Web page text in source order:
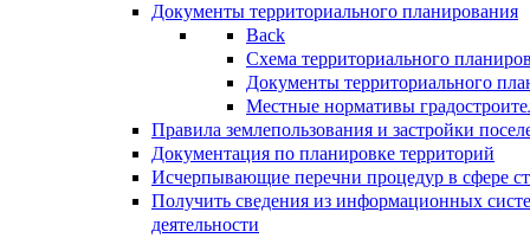
Документы территориального планирования
Back
Схема территориального
Документы территориального
Местные нормативы
Правила землепользования и застройки
Документация по планировке территорий
Исчерпывающие перечни процедур в сфере
Получить сведения из информационных
деятельности